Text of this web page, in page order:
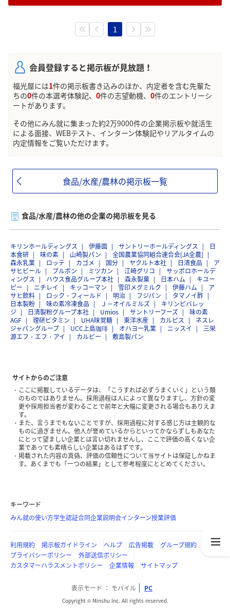
1
会員登録すると掲示板が見放題！
福光屋には1件の掲示板書き込みのほか、内定者を含む先輩た
ちの0件の本選考体験記、 0件の志望動機、 0件のエントリーシ
ートがあります。
その他にみん就に集まった約2万9000件の企業掲示板や就活生
による面接、WEBテスト、インターン体験記やリアルタイムの
内定情報をご覧いただけます。
食品/水産/農林の掲示板一覧
食品/水産/農林の他の企業の掲示板を見る
キリンホールディングス 伊藤園 サントリーホールディングス
日
本食研
味の素 山崎製パン
全国農業協同組合連合会[JA全農]
森永乳業
ロッテ カゴメ 国分 ヤクルト本社 日清食品
ア
サヒビール
ブルボン ミツカン 江崎グリコ
サッポロホールデ
ィングス
ハウス食品グループ本社 森永製菓 日本ハム
キユー
ピー
ニチレイ キッコーマン 雪印メグミルク 伊藤ハム
ア
サヒ飲料
ロック・フィールド 明治 フジパン
タマノイ酢
日本製粉
味の素冷凍食品 Ｊ－オイルミルズ
キリンビバレッ
ジ
日清製粉グループ本社 Umios サントリーフーズ
味の素
AGF
理研ビタミン UHA味覚糖 東洋水産 カルピス
ネスレ
ジャパングループ
UCC上島珈琲 オハヨー乳業 ニッスイ
三栄
源エフ・エフ・アイ
カルビー 敷島製パン
サイトからのご注意
ここに掲載しているデータは、「こうすれば必ずうまくいく」という類
のものではありません。採用過程は人によって異なりますし、方針の変
更や採用担当者が変わることで前年と大幅に変更される場合もありえま
す。
また、言うまでもないことですが、採用過程に対する感じ方は主観的な
ものに過ぎません。他人が誉めているからといってかならずしもあなた
にとって望ましい企業とは言い切れませんし、ここで評価の高くない企
業であっても素晴らしい企業はあるはずです。
掲載された内容の真偽、評価の信頼性について当サイトは保証しかねま
す。あくまでも「一つの結果」として参考程度にとどめてください。
キーワード
みん就の使い方学生認証合同企業説明会インターン授業評価
利用規約 掲示板ガイドライン ヘルプ 広告掲載
グループ規約
プライバシーポリシー
外部送信ポリシー
カスタマーハラスメントポリシー
企業情報 サイトマップ
表示モード モバイル PC
Copyright © Minshu Inc. All rights reserved.